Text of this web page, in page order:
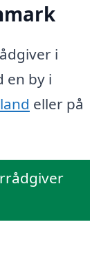
i
en by i
eller på